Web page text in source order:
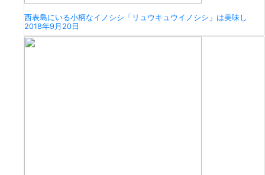
西表島にいる小柄なイノシシ「リュウキュウイノシシ」は美味し
2018年9月20日